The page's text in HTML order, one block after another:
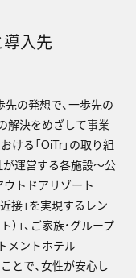
入先
先の発想で、一歩先の
解決をめざして事業
ける「OiTr」の取り組
が運営する各施設～公
ウトドアリゾート
近接」を実現するレン
」、ご家族・グループ
メントホテル
とで、女性が安心し